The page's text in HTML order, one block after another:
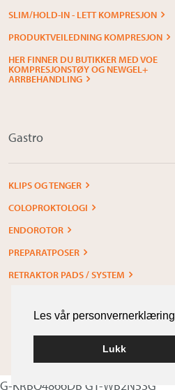
Les vår personvernerklæring
Lukk
SLIM/HOLD-IN - LETT KOMPRESJON
PRODUKTVEILEDNING KOMPRESJON
HER FINNER DU BUTIKKER MED VOE
KOMPRESJONSTØY OG NEWGEL+
ARRBEHANDLING
Gastro
KLIPS OG TENGER
COLOPROKTOLOGI
ENDOROTOR
PREPARATPOSER
RETRAKTOR PADS / SYSTEM
G-KRBQ4866DB GT-WB2N53G